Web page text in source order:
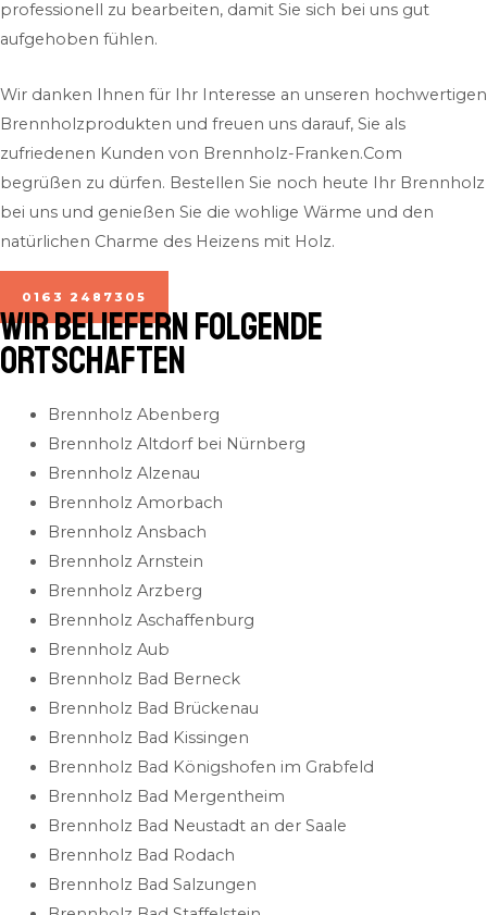
professionell zu bearbeiten, damit Sie sich bei uns gut
aufgehoben fühlen.
Wir danken Ihnen für Ihr Interesse an unseren hochwertigen
Brennholzprodukten und freuen uns darauf, Sie als
zufriedenen Kunden von Brennholz-Franken.Com
begrüßen zu dürfen. Bestellen Sie noch heute Ihr Brennholz
bei uns und genießen Sie die wohlige Wärme und den
natürlichen Charme des Heizens mit Holz.
0163 2487305
Wir beliefern folgende
Ortschaften
Brennholz Abenberg
Brennholz Altdorf bei Nürnberg
Brennholz Alzenau
Brennholz Amorbach
Brennholz Ansbach
Brennholz Arnstein
Brennholz Arzberg
Brennholz Aschaffenburg
Brennholz Aub
Brennholz Bad Berneck
Brennholz Bad Brückenau
Brennholz Bad Kissingen
Brennholz Bad Königshofen im Grabfeld
Brennholz Bad Mergentheim
Brennholz Bad Neustadt an der Saale
Brennholz Bad Rodach
Brennholz Bad Salzungen